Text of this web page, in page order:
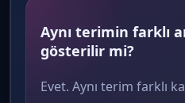
Aynı terimin farklı
gösterilir mi?
Evet. Aynı terim farklı